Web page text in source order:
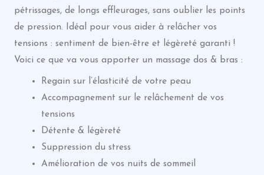
pétrissages, de longs effleurages, sans oublier les points
de pression. Idéal pour vous aider à relâcher vos
tensions : sentiment de bien-être et légèreté garanti !
Voici ce que va vous apporter un massage dos & bras :
Regain sur l’élasticité de votre peau
Accompagnement sur le relâchement de vos
tensions
Détente & légèreté
Suppression du stress
Amélioration de vos nuits de sommeil